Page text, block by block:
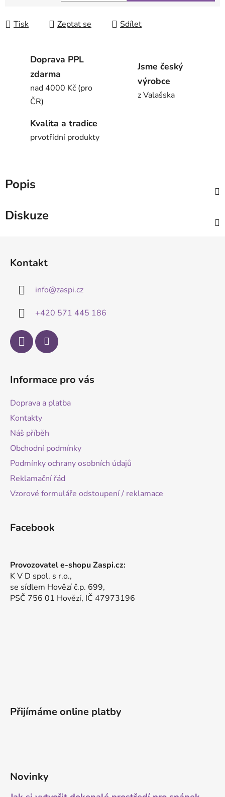
Tisk Zeptat se Sdílet
Doprava PPL
zdarma
nad 4000 Kč (pro
ČR)
Jsme český
výrobce
z Valašska
Kvalita a tradice
prvotřídní produkty
Popis
Diskuze
Kontakt
info@zaspi.cz
+420 571 445 186
Informace pro vás
Doprava a platba
Kontakty
Náš příběh
Obchodní podmínky
Podmínky ochrany osobních údajů
Reklamační řád
Vzorové formuláře odstoupení / reklamace
Facebook
Provozovatel e-shopu Zaspi.cz:
K V D spol. s r.o.,
se sídlem Hovězí č.p. 699,
PSČ 756 01 Hovězí, IČ 47973196
Přijímáme online platby
Novinky